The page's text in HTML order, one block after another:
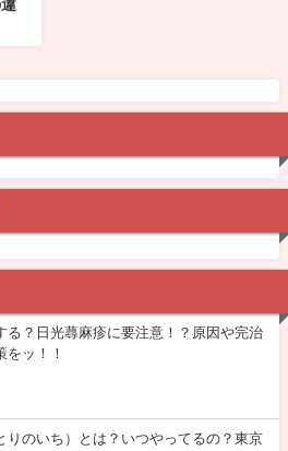
る？日光蕁麻疹に要注意！？原因や完治
をッ！！
りのいち）とは？いつやってるの？東京